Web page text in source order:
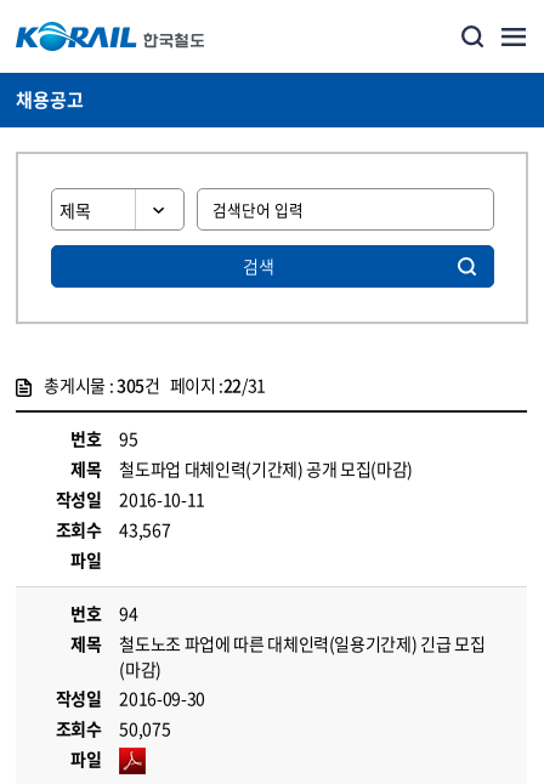
채용공고
검색
총게시물 :305건 페이지 :22/31
번호
95
제목
철도파업 대체인력(기간제) 공개 모집(마감)
작성일
2016-10-11
조회수
43,567
파일
번호
94
제목
철도노조 파업에 따른 대체인력(일용기간제) 긴급 모집
(마감)
작성일
2016-09-30
조회수
50,075
파일